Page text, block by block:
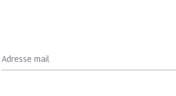
Adresse mail